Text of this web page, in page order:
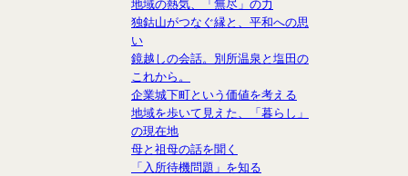
地域の熱気、「無尽」の力
独鈷山がつなぐ縁と、平和への思
い
鏡越しの会話。別所温泉と塩田の
これから。
企業城下町という価値を考える
地域を歩いて見えた、「暮らし」
の現在地
母と祖母の話を聞く
「入所待機問題」を知る